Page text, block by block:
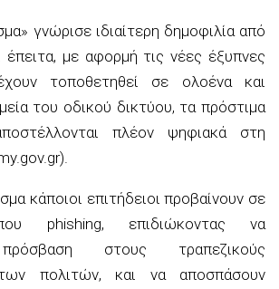
γνώρισε ιδιαίτερη δημοφιλία από
με αφορμή τις νέες έξυπνες
τοποθετηθεί σε ολοένα και
του οδικού δικτύου, τα πρόστιμα
πλέον ψηφιακά στη
κάποιοι επιτήδειοι προβαίνουν σε
phishing, επιδιώκοντας να
στους τραπεζικούς
των πολιτών, και να αποσπάσουν